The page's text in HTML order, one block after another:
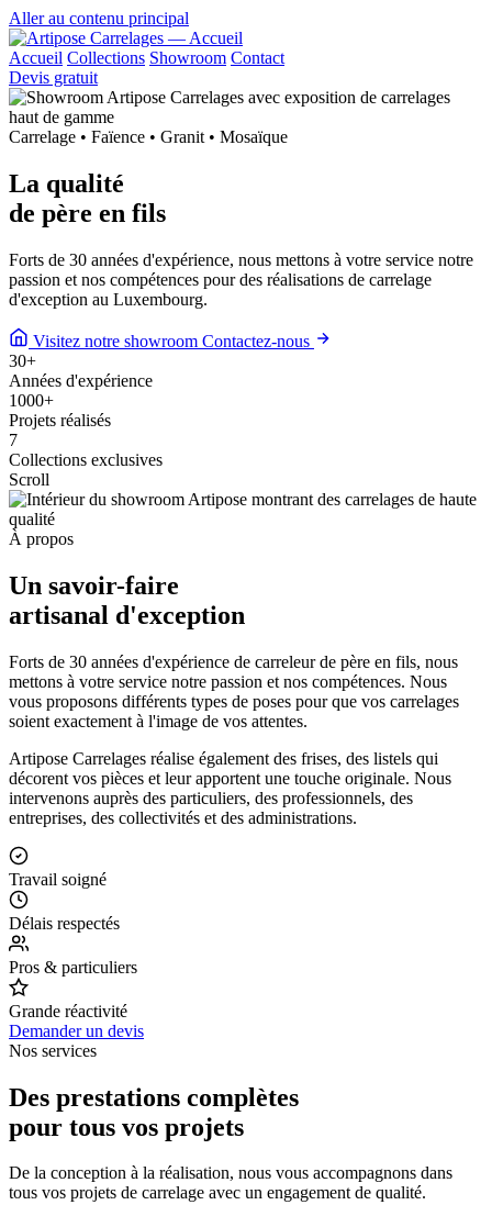
Aller au contenu principal
Accueil Collections Showroom Contact
Devis gratuit
Carrelage • Faïence • Granit • Mosaïque
La qualité
de père en fils
Forts de 30 années d'expérience, nous mettons à votre service notre
passion et nos compétences pour des réalisations de carrelage
d'exception au Luxembourg.
Visitez notre showroom Contactez-nous
30+
Années d'expérience
1000+
Projets réalisés
7
Collections exclusives
Scroll
À propos
Un savoir-faire
artisanal d'exception
Forts de 30 années d'expérience de carreleur de père en fils, nous
mettons à votre service notre passion et nos compétences. Nous
vous proposons différents types de poses pour que vos carrelages
soient exactement à l'image de vos attentes.
Artipose Carrelages réalise également des frises, des listels qui
décorent vos pièces et leur apportent une touche originale. Nous
intervenons auprès des particuliers, des professionnels, des
entreprises, des collectivités et des administrations.
Travail soigné
Délais respectés
Pros & particuliers
Grande réactivité
Demander un devis
Nos services
Des prestations complètes
pour tous vos projets
De la conception à la réalisation, nous vous accompagnons dans
tous vos projets de carrelage avec un engagement de qualité.